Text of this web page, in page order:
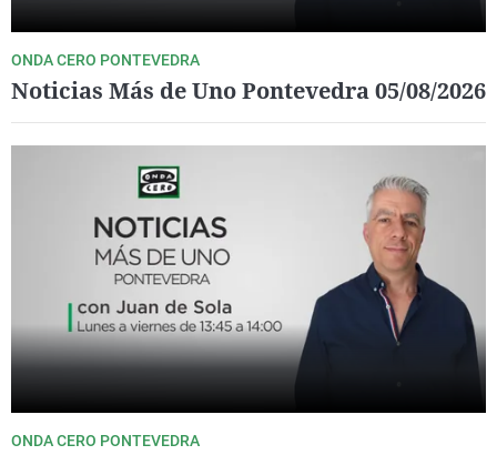
ONDA CERO PONTEVEDRA
Noticias Más de Uno Pontevedra 05/08/2026
ONDA CERO PONTEVEDRA